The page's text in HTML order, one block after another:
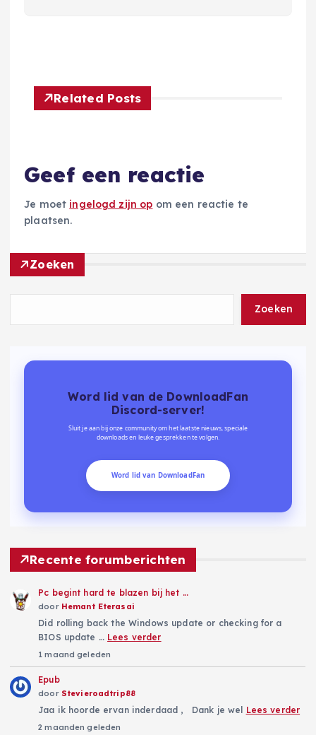
Related Posts
Geef een reactie
Je moet ingelogd zijn op om een reactie te
plaatsen.
Zoeken
Zoeken
Word lid van de DownloadFan
Discord-server!
Sluit je aan bij onze community om het laatste nieuws, speciale
downloads en leuke gesprekken te volgen.
Word lid van DownloadFan
Recente forumberichten
Pc begint hard te blazen bij het …
door Hemant Eterasai
Did rolling back the Windows update or checking for a
BIOS update … Lees verder
1 maand geleden
Epub
door Stevieroadtrip88
Jaa ik hoorde ervan inderdaad , Dank je wel Lees verder
2 maanden geleden